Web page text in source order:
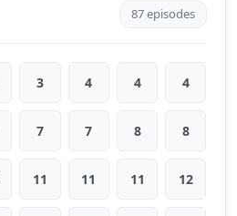
87 episodes
3 4 4 4
7 7 8 8
11 11 11 12